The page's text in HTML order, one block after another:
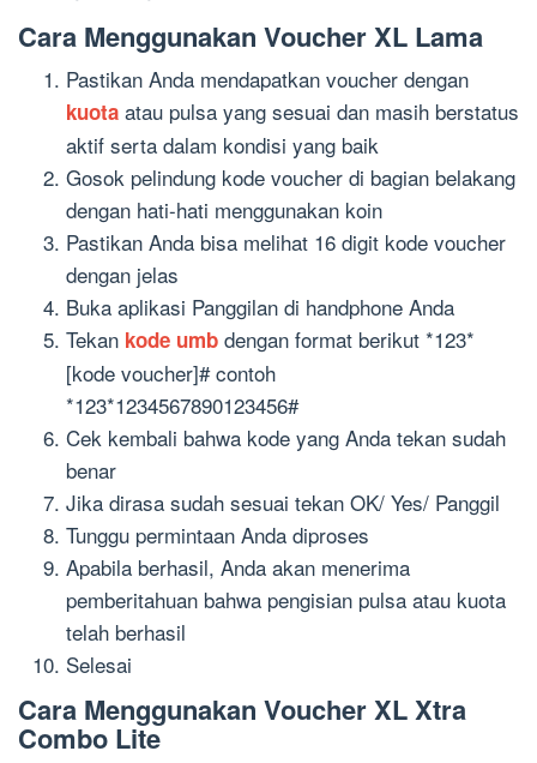
Cara Menggunakan Voucher XL Lama
Pastikan Anda mendapatkan voucher dengan
kuota atau pulsa yang sesuai dan masih berstatus
aktif serta dalam kondisi yang baik
Gosok pelindung kode voucher di bagian belakang
dengan hati-hati menggunakan koin
Pastikan Anda bisa melihat 16 digit kode voucher
dengan jelas
Buka aplikasi Panggilan di handphone Anda
Tekan kode umb dengan format berikut *123*
[kode voucher]#contoh
*123*1234567890123456#
Cek kembali bahwa kode yang Anda tekan sudah
benar
Jika dirasa sudah sesuai tekan OK/ Yes/ Panggil
Tunggu permintaan Anda diproses
Apabila berhasil, Anda akan menerima
pemberitahuan bahwa pengisian pulsa atau kuota
telah berhasil
Selesai
Cara Menggunakan Voucher XLXtra
Combo Lite